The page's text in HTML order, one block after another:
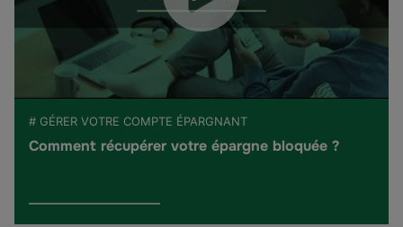
# GÉRER VOTRE COMPTE ÉPARGNANT
Comment récupérer votre épargne bloquée ?